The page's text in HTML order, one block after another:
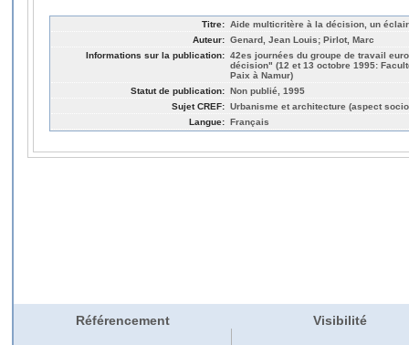
Titre: Aide multicritère à la décision, un
Auteur: Genard, Jean Louis; Pirlot, Marc
Informations sur la publication: 42es journées du groupe de travail
décision" (12 et 13 octobre 1995:
Paix à Namur)
Statut de publication: Non publié, 1995
Sujet CREF: Urbanisme et architecture (aspect
Langue: Français
Référencement Visibilité